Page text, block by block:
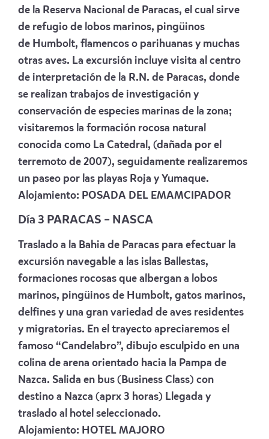
de la Reserva Nacional de Paracas, el cual sirve
de refugio de lobos marinos, pingüinos
de Humbolt, flamencos o parihuanas y muchas
otras aves. La excursión incluye visita al centro
de interpretación de la R.N. de Paracas, donde
se realizan trabajos de investigación y
conservación de especies marinas de la zona;
visitaremos la formación rocosa natural
conocida como La Catedral, (dañada por el
terremoto de 2007), seguidamente realizaremos
un paseo por las playas Roja y Yumaque.
Alojamiento: POSADA DEL EMAMCIPADOR
Día 3 PARACAS – NASCA
Traslado a la Bahia de Paracas para efectuar la
excursión navegable a las islas Ballestas,
formaciones rocosas que albergan a lobos
marinos, pingüinos de Humbolt, gatos marinos,
delfines y una gran variedad de aves residentes
y migratorias. En el trayecto apreciaremos el
famoso “Candelabro”, dibujo esculpido en una
colina de arena orientado hacia la Pampa de
Nazca. Salida en bus (Business Class) con
destino a Nazca (aprx 3 horas) Llegada y
traslado al hotel seleccionado.
Alojamiento: HOTEL MAJORO